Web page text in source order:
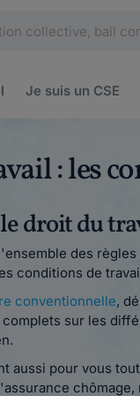
Je suis un CSE
: les
droit du
des
conditions de
conventionnelle,
sur les
aussi pour vous